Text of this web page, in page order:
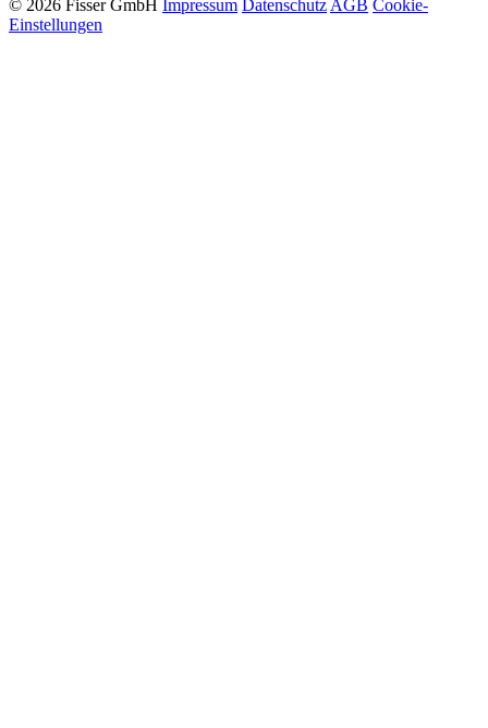
© 2026 Fisser GmbH Impressum Datenschutz AGB Cookie-
Einstellungen